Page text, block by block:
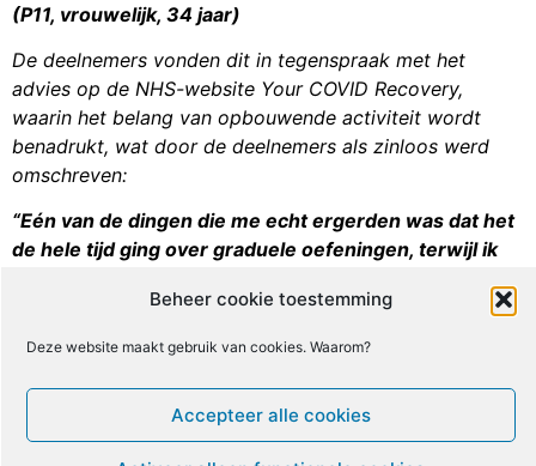
Beheer cookie toestemming
Deze website maakt gebruik van cookies. Waarom?
Accepteer alle cookies
(P11, vrouwelijk, 34 jaar)
De deelnemers vonden dit in tegenspraak met het
advies op de NHS-website Your COVID Recovery,
waarin het belang van opbouwende activiteit wordt
benadrukt, wat door de deelnemers als zinloos werd
omschreven:
“Eén van de dingen die me echt ergerden was dat het
de hele tijd ging over graduele oefeningen, terwijl ik
klein beetje pushen enorme gevolgen heeft… Ik deed
meer dan ik had moeten doen, wat waarschijnlijk nog
ik ziek was. En ik was helemaal uitgeput. Tegen
maandag lag ik in bed, ik raakte niet meer uit bed en ik